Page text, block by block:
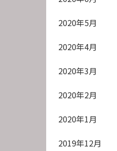
2020年5月
2020年4月
2020年3月
2020年2月
2020年1月
2019年12月